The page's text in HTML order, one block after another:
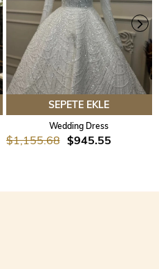
SEPETE EKLE
Wedding Dress
$945.55
$1,155.68